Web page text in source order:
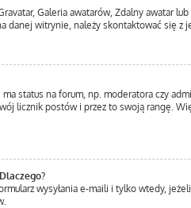
Galeria awatarów, Zdalny awatar
danej witrynie, należy skontaktować się z
status na forum, np. moderatora czy
licznik postów i przez to swoją rangę.
wysyłania e-maili i tylko wtedy,